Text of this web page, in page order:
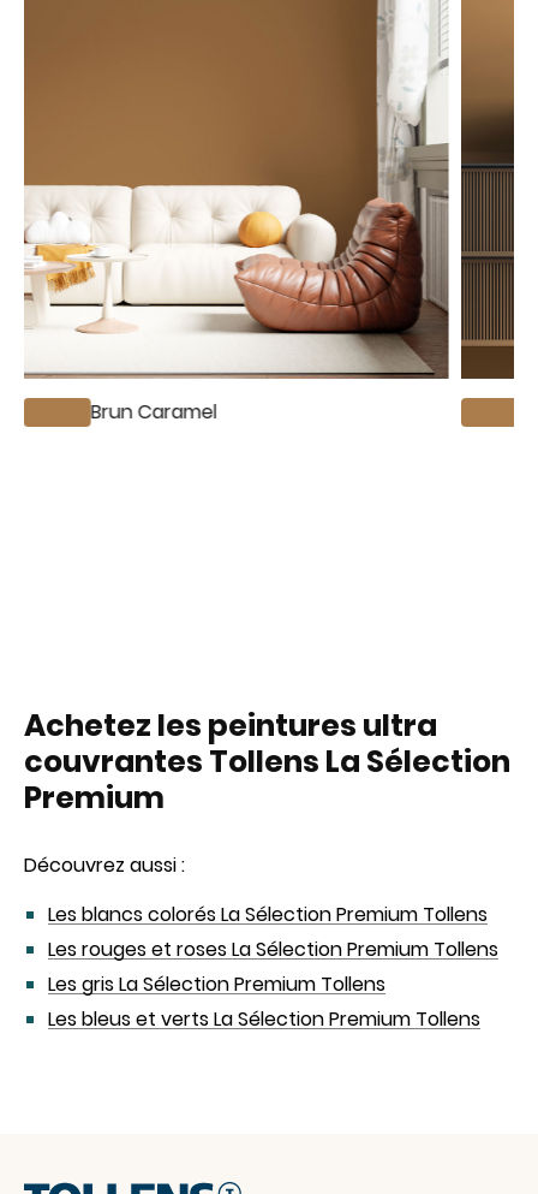
Brun Caramel
Achetez les peintures ultra
couvrantes Tollens La Sélection
Premium
Découvrez aussi :
Les blancs colorés La Sélection Premium Tollens
Les rouges et roses La Sélection Premium Tollens
Les gris La Sélection Premium Tollens
Les bleus et verts La Sélection Premium Tollens